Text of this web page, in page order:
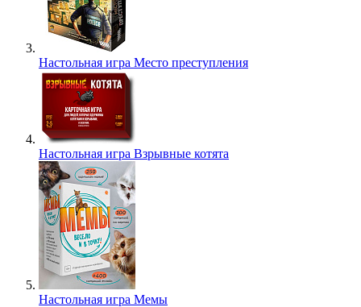
Настольная игра Место преступления
Настольная игра Взрывные котята
Настольная игра Мемы